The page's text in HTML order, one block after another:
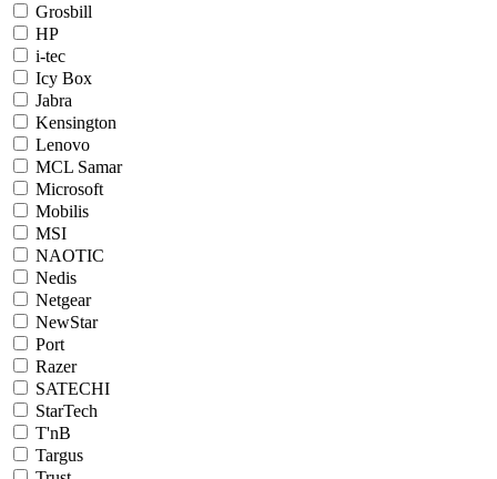
Grosbill
HP
i-tec
Icy Box
Jabra
Kensington
Lenovo
MCL Samar
Microsoft
Mobilis
MSI
NAOTIC
Nedis
Netgear
NewStar
Port
Razer
SATECHI
StarTech
T'nB
Targus